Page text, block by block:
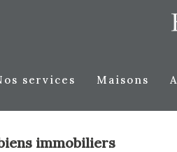
nos services maisons
immobiliers